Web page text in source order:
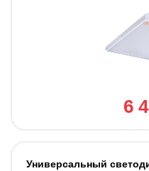
6
Универсальный